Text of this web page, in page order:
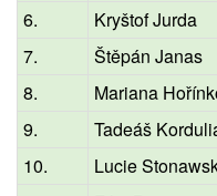
6.
Kryštof Jurda
7.
Štěpán Janas
8.
Mariana
9.
Tadeáš
10.
Lucie